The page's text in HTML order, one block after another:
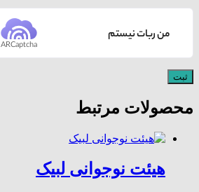
من ربات نیستم
ARCaptcha
محصولات مرتبط
هیئت نوجوانی لبیک